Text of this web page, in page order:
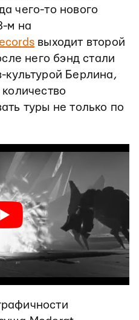
чего-то нового
м на
выходит второй
него бэнд стали
культурой Берлина,
туры не только по